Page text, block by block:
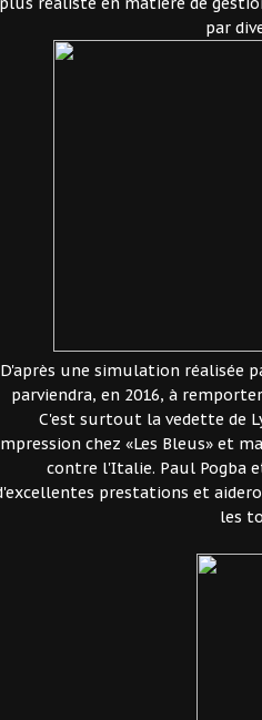
par
D'après une simulation réalisée
parviendra, en 2016, à
C'est surtout la vedette de
chez «Les Bleus» et
contre l'Italie. Paul Pogba
prestations et
les